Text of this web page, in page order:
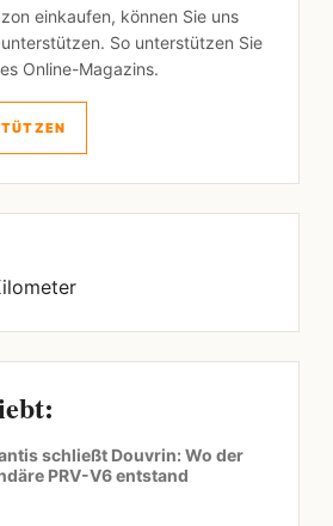
einkaufen, können Sie uns
So unterstützen Sie
Online-Magazins.
schließt Douvrin: Wo der
PRV-V6 entstand